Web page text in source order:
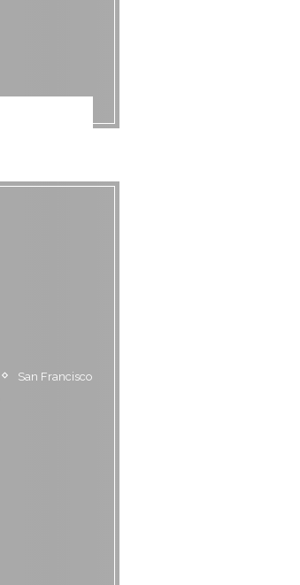
San Francisco